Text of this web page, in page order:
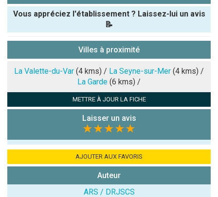
Vous appréciez l'établissement ? Laissez-lui un avis
📝
Note que vous souhaitez attribuer :
Antispam -
Avis sur
:
Villes à proximité
La Valette-du-Var (4 kms) / La Seyne-sur-Mer (4 kms) /
La Garde (6 kms) /
METTRE À JOUR LA FICHE
Laisser un avis
★★★★★
AJOUTER AUX FAVORIS
Auteur
ARS / DRJSCS